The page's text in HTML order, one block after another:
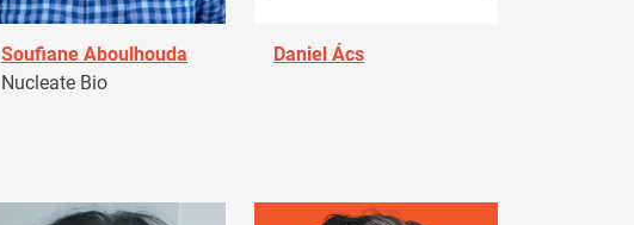
Soufiane Aboulhouda
Nucleate Bio
Daniel Ács